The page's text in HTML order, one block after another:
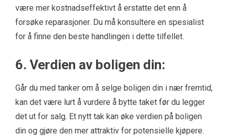
være mer kostnadseffektivt å erstatte det enn å
forsøke reparasjoner. Du må konsultere en spesialist
for å finne den beste handlingen i dette tilfellet.
6. Verdien av boligen din:
Går du med tanker om å selge boligen din i nær fremtid,
kan det være lurt å vurdere å bytte taket før du legger
det ut for salg. Et nytt tak kan øke verdien på boligen
din og gjøre den mer attraktiv for potensielle kjøpere.